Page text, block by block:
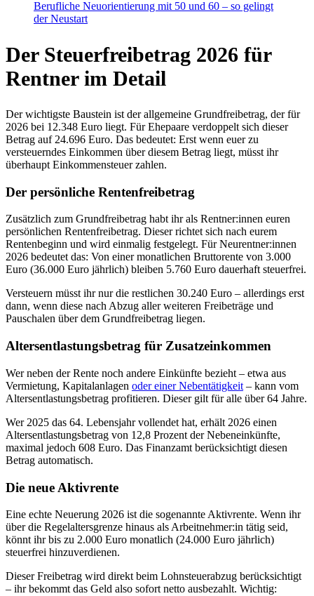
Berufliche Neuorientierung mit 50 und 60 – so gelingt
der Neustart
Der Steuerfreibetrag 2026 für
Rentner im Detail
Der wichtigste Baustein ist der allgemeine Grundfreibetrag, der für
2026 bei 12.348 Euro liegt. Für Ehepaare verdoppelt sich dieser
Betrag auf 24.696 Euro. Das bedeutet: Erst wenn euer zu
versteuerndes Einkommen über diesem Betrag liegt, müsst ihr
überhaupt Einkommensteuer zahlen.
Der persönliche Rentenfreibetrag
Zusätzlich zum Grundfreibetrag habt ihr als Rentner:innen euren
persönlichen Rentenfreibetrag. Dieser richtet sich nach eurem
Rentenbeginn und wird einmalig festgelegt. Für Neurentner:innen
2026 bedeutet das: Von einer monatlichen Bruttorente von 3.000
Euro (36.000 Euro jährlich) bleiben 5.760 Euro dauerhaft steuerfrei.
Versteuern müsst ihr nur die restlichen 30.240 Euro – allerdings erst
dann, wenn diese nach Abzug aller weiteren Freibeträge und
Pauschalen über dem Grundfreibetrag liegen.
Altersentlastungsbetrag für Zusatzeinkommen
Wer neben der Rente noch andere Einkünfte bezieht – etwa aus
Vermietung, Kapitalanlagen oder einer Nebentätigkeit – kann vom
Altersentlastungsbetrag profitieren. Dieser gilt für alle über 64 Jahre.
Wer 2025 das 64. Lebensjahr vollendet hat, erhält 2026 einen
Altersentlastungsbetrag von 12,8 Prozent der Nebeneinkünfte,
maximal jedoch 608 Euro. Das Finanzamt berücksichtigt diesen
Betrag automatisch.
Die neue Aktivrente
Eine echte Neuerung 2026 ist die sogenannte Aktivrente. Wenn ihr
über die Regelaltersgrenze hinaus als Arbeitnehmer:in tätig seid,
könnt ihr bis zu 2.000 Euro monatlich (24.000 Euro jährlich)
steuerfrei hinzuverdienen.
Dieser Freibetrag wird direkt beim Lohnsteuerabzug berücksichtigt
– ihr bekommt das Geld also sofort netto ausbezahlt. Wichtig: